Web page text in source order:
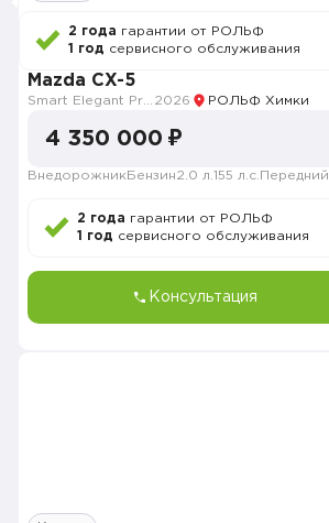
2 года гарантии от РОЛЬФ
1 год сервисного обслуживания
Mazda CX-5
2026 РОЛЬФ Химки
4 350 000 ₽
Внедорожник Бензин2.0 л. 155 л.с. Передний
2 года гарантии от РОЛЬФ
1 год сервисного обслуживания
Консультация